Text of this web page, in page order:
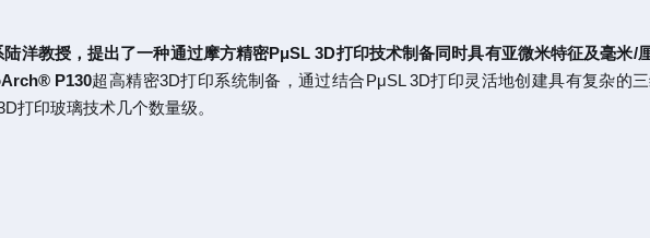
洋教授，提出了一种通过摩方精密PμSL 3D打印技术制备同时具有亚微米特征及毫米/
P130超高精密3D打印系统制备，通过结合PμSL 3D打印灵活地创建具有复杂的
打印玻璃技术几个数量级。